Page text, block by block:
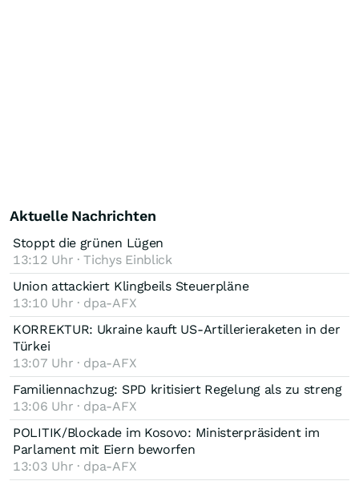
Aktuelle Nachrichten
Stoppt die grünen Lügen
13:12 Uhr · Tichys Einblick
Union attackiert Klingbeils Steuerpläne
13:10 Uhr · dpa-AFX
KORREKTUR: Ukraine kauft US-Artillerieraketen in der
Türkei
13:07 Uhr · dpa-AFX
Familiennachzug: SPD kritisiert Regelung als zu streng
13:06 Uhr · dpa-AFX
POLITIK/Blockade im Kosovo: Ministerpräsident im
Parlament mit Eiern beworfen
13:03 Uhr · dpa-AFX